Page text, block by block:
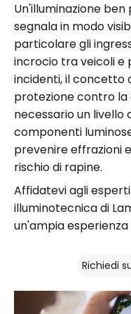
Un'illuminazione
segnala in modo
particolare gli
incrocio tra veicoli e
incidenti, il concetto
protezione contro la
necessario un livello
componenti
prevenire effrazioni
rischio di rapine.
Affidatevi agli
illuminotecnica di
un'ampia
Richiedi